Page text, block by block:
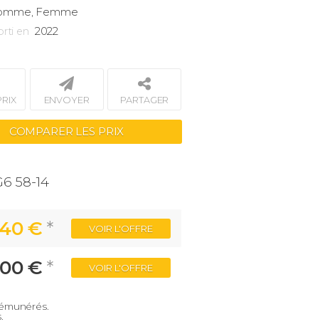
Femme
en 2022
ENVOYER PARTAGER
COMPARER LES PRIX
58-14
€ * VOIR L'OFFRE
€ * VOIR L'OFFRE